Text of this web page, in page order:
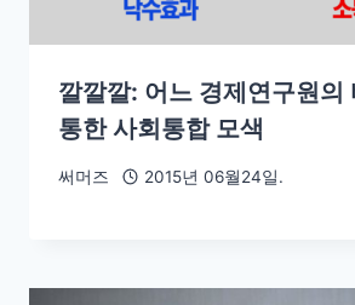
깔깔깔: 어느 경제연구원의
통한 사회통합 모색
써머즈 2015년 06월24일.